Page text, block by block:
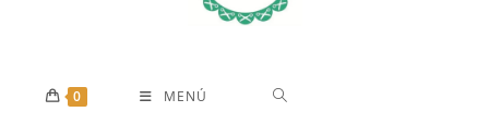
0 MENÚ